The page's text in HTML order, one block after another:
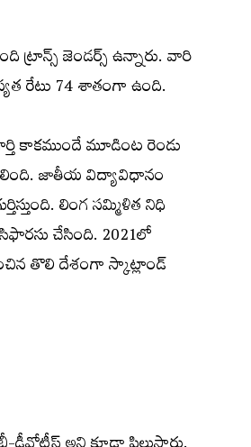
ట్రాన్స్‌ జెండర్స్‌ ఉన్నారు. వారి
రేటు 74 శాతంగా ఉంది.
కాకముందే మూడింట రెండు
తేలింది. జాతీయ విద్యావిధానం
లింగ సమ్మిళిత నిధి
చేసింది. 2021లో
తొలి దేశంగా స్కాట్లాండ్‌